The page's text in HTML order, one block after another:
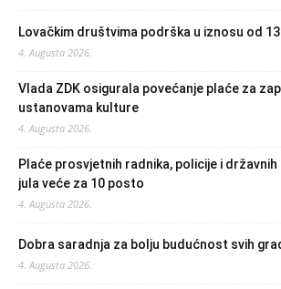
Lovačkim društvima podrška u iznosu od
4. Augusta 2026.
Vlada ZDK osigurala povećanje plaće za
ustanovama kulture
4. Augusta 2026.
Plaće prosvjetnih radnika, policije i državnih
jula veće za 10 posto
4. Augusta 2026.
Dobra saradnja za bolju budućnost svih
4. Augusta 2026.